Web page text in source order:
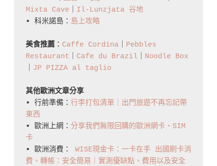
Mixta Cave
Il-Lunzjata 谷地
▪️ 科米諾島： 島上攻略
美食推薦 ： Caffe Cordina
Pebbles
Restaurant
Cafe du Brazil
Noodle Box
JP PIZZA al taglio
其他歐洲文章分享
▪️ 行前準備： 行李打包清單｜出門旅遊不再忘記帶
東西
▪️ 歐洲上網： 分享我們無限回購的歐洲網卡、SIM
卡
▪️ 歐洲消費： WISE現金卡：一卡在手 出國刷卡消
費、轉帳：安全簡易｜實測優缺點、費用以及安全